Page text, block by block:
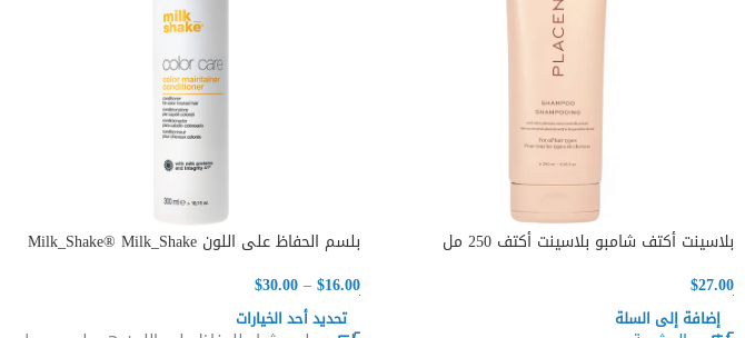
بلاسينت أكتف شامبو بلاسينت أكتف 250 مل
$27.00
إضافة إلى السلة
بلسم الحفاظ على اللون Milk_Shake® Milk_Shake
$16.00
–
$30.00
تحديد أحد الخيارات